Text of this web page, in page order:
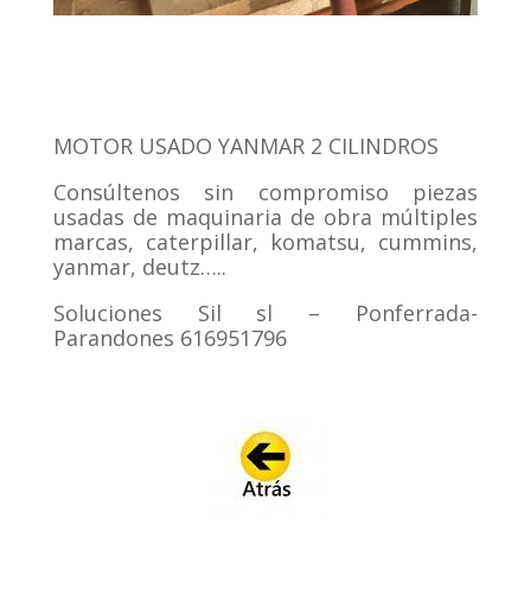
MOTOR USADO YANMAR 2 CILINDROS
Consúltenos sin compromiso piezas
usadas de maquinaria de obra múltiples
marcas, caterpillar, komatsu, cummins,
yanmar, deutz…..
Soluciones Sil sl – Ponferrada-
Parandones 616951796